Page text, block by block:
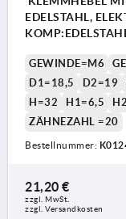
EDELSTAHL,
GEWINDE=M6
D1=18,5
D2=19
H=32
H1=6,5
ZÄHNEZAHL =20
Bestellnummer:
21,20 €
zzgl. MwSt.
zzgl. Versandkosten